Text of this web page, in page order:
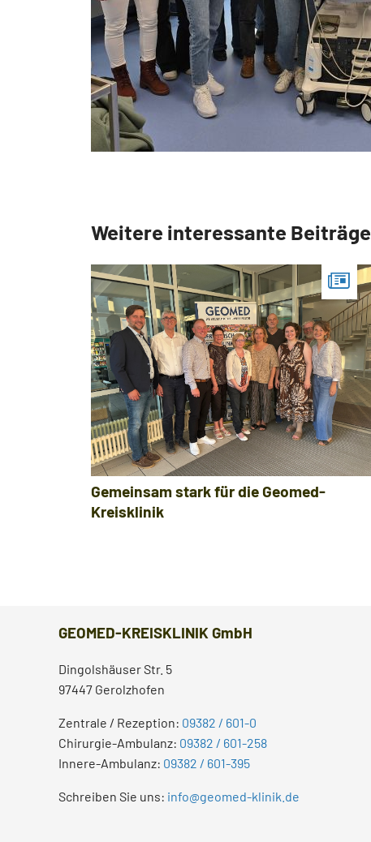
Weitere interessante Beiträge
Gemeinsam stark für die Geomed-
Kreisklinik
GEOMED-KREISKLINIK GmbH
Dingolshäuser Str. 5
97447 Gerolzhofen
Zentrale / Rezeption: 09382 / 601-0
Chirurgie-Ambulanz: 09382 / 601-258
Innere-Ambulanz: 09382 / 601-395
Schreiben Sie uns: info@geomed-klinik.de